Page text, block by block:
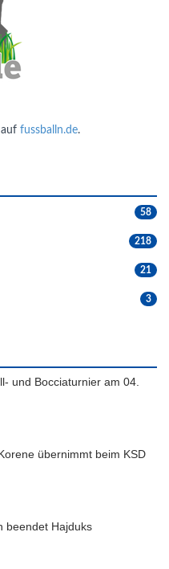
fussballn.de.
58
218
21
3
und Bocciaturnier am 04.
übernimmt beim KSD
beendet Hajduks